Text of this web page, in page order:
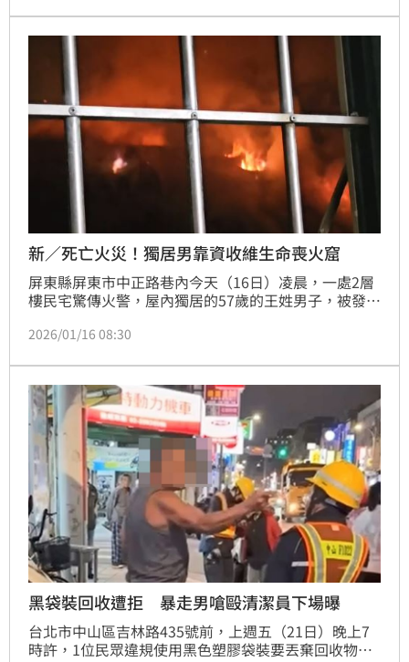
遭到車輛撞擊倒臥血泊慘死，而她一直掛心的小兒子，
終於在此時回家了。
新／死亡火災！獨居男靠資收維生命喪火窟
屏東縣屏東市中正路巷內今天（16日）凌晨，一處2層
樓民宅驚傳火警，屋內獨居的57歲的王姓男子，被發現
待釐清。
2026/01/16 08:30
黑袋裝回收遭拒 暴走男嗆毆清潔員下場曝
台北市中山區吉林路435號前，上週五（21日）晚上7
時許，1位民眾違規使用黑色塑膠袋裝要丟棄回收物，